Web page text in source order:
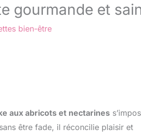
gourmande et
bien-être
aux abricots et nectarines
être fade, il réconcilie plaisir et